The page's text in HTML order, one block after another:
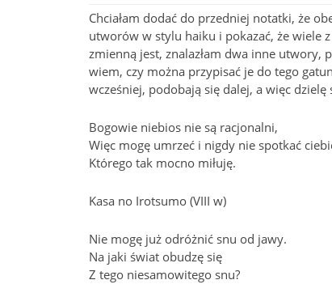
Chciałam dodać do przedniej notatki, że
utworów w stylu haiku i pokazać, że wiele
zmienną jest, znalazłam dwa inne utwory,
wiem, czy można przypisać je do tego
wcześniej, podobają się dalej, a więc dzielę
Bogowie niebios nie są racjonalni,
Więc mogę umrzeć i nigdy nie spotkać
Którego tak mocno miłuję.
Kasa no Irotsumo (VIII w)
Nie mogę już odróżnić snu od jawy.
Na jaki świat obudzę się
Z tego niesamowitego snu?